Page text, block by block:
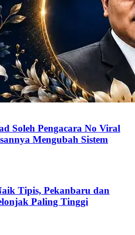
Soleh Pengacara No Viral
Mengubah Sistem
Tipis, Pekanbaru dan
Paling Tinggi